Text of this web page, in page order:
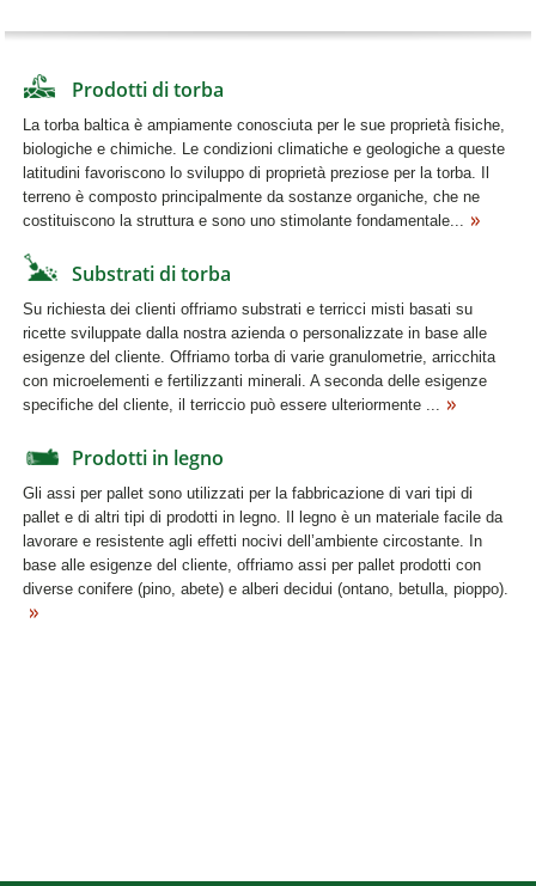
Prodotti di torba
La torba baltica è ampiamente conosciuta per le sue proprietà fisiche,
biologiche e chimiche. Le condizioni climatiche e geologiche a queste
latitudini favoriscono lo sviluppo di proprietà preziose per la torba. Il
terreno è composto principalmente da sostanze organiche, che ne
costituiscono la struttura e sono uno stimolante fondamentale...
Substrati di torba
Su richiesta dei clienti offriamo substrati e terricci misti basati su
ricette sviluppate dalla nostra azienda o personalizzate in base alle
esigenze del cliente. Offriamo torba di varie granulometrie, arricchita
con microelementi e fertilizzanti minerali. A seconda delle esigenze
specifiche del cliente, il terriccio può essere ulteriormente ...
Prodotti in legno
Gli assi per pallet sono utilizzati per la fabbricazione di vari tipi di
pallet e di altri tipi di prodotti in legno. Il legno è un materiale facile da
lavorare e resistente agli effetti nocivi dell’ambiente circostante. In
base alle esigenze del cliente, offriamo assi per pallet prodotti con
diverse conifere (pino, abete) e alberi decidui (ontano, betulla, pioppo).